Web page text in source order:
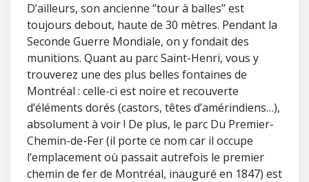
D’ailleurs, son ancienne ‘’tour à balles’’ est
toujours debout, haute de 30 mètres. Pendant la
Seconde Guerre Mondiale, on y fondait des
munitions. Quant au parc Saint-Henri, vous y
trouverez une des plus belles fontaines de
Montréal : celle-ci est noire et recouverte
d’éléments dorés (castors, têtes d’amérindiens…),
absolument à voir ! De plus, le parc Du Premier-
Chemin-de-Fer (il porte ce nom car il occupe
l’emplacement où passait autrefois le premier
chemin de fer de Montréal, inauguré en 1847) est